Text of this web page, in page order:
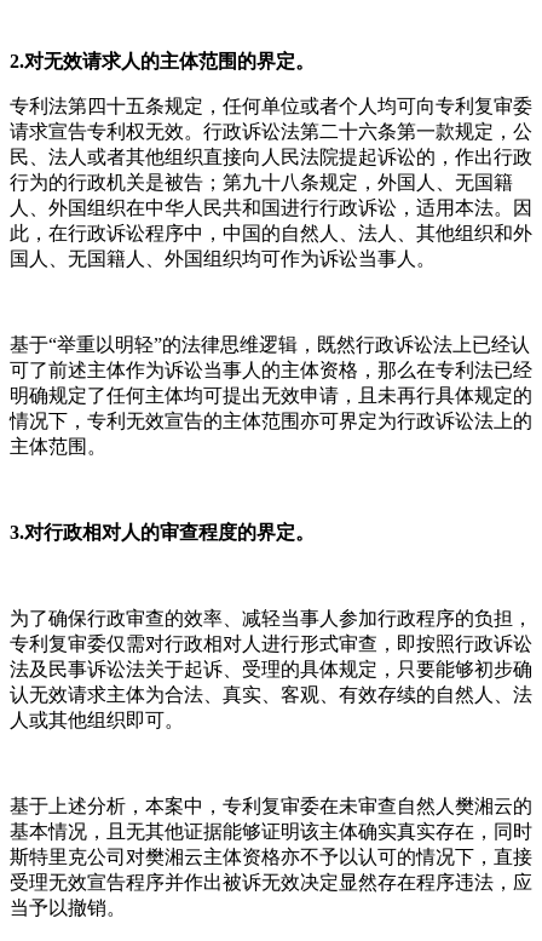
2.对无效请求人的主体范围的界定。
专利法第四十五条规定，任何单位或者个人均可向专利复审委
请求宣告专利权无效。行政诉讼法第二十六条第一款规定，公
民、法人或者其他组织直接向人民法院提起诉讼的，作出行政
行为的行政机关是被告；第九十八条规定，外国人、无国籍
人、外国组织在中华人民共和国进行行政诉讼，适用本法。因
此，在行政诉讼程序中，中国的自然人、法人、其他组织和外
国人、无国籍人、外国组织均可作为诉讼当事人。
基于“举重以明轻”的法律思维逻辑，既然行政诉讼法上已经认
可了前述主体作为诉讼当事人的主体资格，那么在专利法已经
明确规定了任何主体均可提出无效申请，且未再行具体规定的
情况下，专利无效宣告的主体范围亦可界定为行政诉讼法上的
主体范围。
3.对行政相对人的审查程度的界定。
为了确保行政审查的效率、减轻当事人参加行政程序的负担，
专利复审委仅需对行政相对人进行形式审查，即按照行政诉讼
法及民事诉讼法关于起诉、受理的具体规定，只要能够初步确
认无效请求主体为合法、真实、客观、有效存续的自然人、法
人或其他组织即可。
基于上述分析，本案中，专利复审委在未审查自然人樊湘云的
基本情况，且无其他证据能够证明该主体确实真实存在，同时
斯特里克公司对樊湘云主体资格亦不予以认可的情况下，直接
受理无效宣告程序并作出被诉无效决定显然存在程序违法，应
当予以撤销。